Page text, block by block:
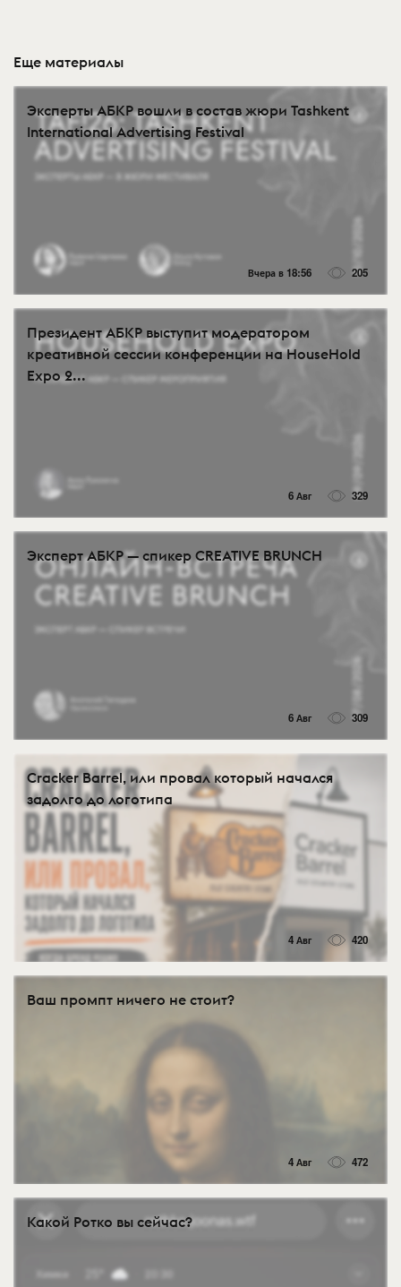
Еще материалы
Эксперты АБКР вошли в состав жюри Tashkent
International Advertising Festival
Вчера в 18:56 205
Президент АБКР выступит модератором
креативной сессии конференции на HouseHold
Expo 2...
6 Авг 329
Эксперт АБКР — спикер CREATIVE BRUNCH
6 Авг 309
Cracker Barrel, или провал который начался
задолго до логотипа
4 Авг 420
Ваш промпт ничего не стоит?
4 Авг 472
Какой Ротко вы сейчас?